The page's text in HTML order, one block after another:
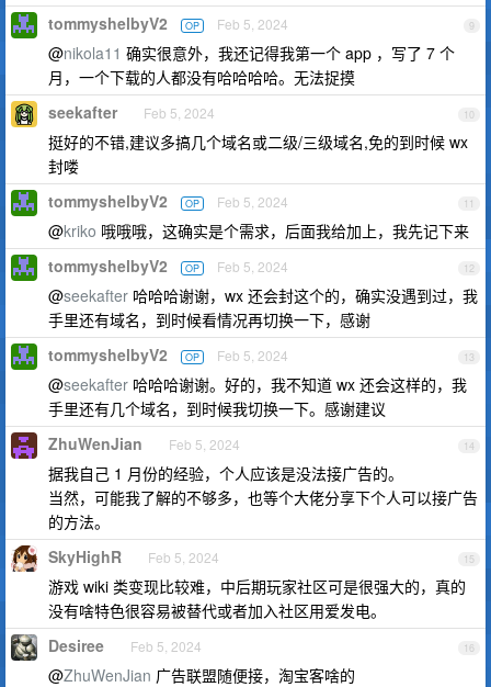
9
tommyshelbyV2 OP Feb 5, 2024
@nikola11 确实很意外，我还记得我第一个 app ，写了 7 个
月，一个下载的人都没有哈哈哈哈。无法捉摸
10
seekafter Feb 5, 2024
挺好的不错,建议多搞几个域名或二级/三级域名,免的到时候 wx
封喽
11
tommyshelbyV2 OP Feb 5, 2024
@kriko 哦哦哦，这确实是个需求，后面我给加上，我先记下来
12
tommyshelbyV2 OP Feb 5, 2024
@seekafter 哈哈哈谢谢，wx 还会封这个的，确实没遇到过，我
手里还有域名，到时候看情况再切换一下，感谢
13
tommyshelbyV2 OP Feb 5, 2024
@seekafter 哈哈哈谢谢。好的，我不知道 wx 还会这样的，我
手里还有几个域名，到时候我切换一下。感谢建议
14
ZhuWenJian Feb 5, 2024
据我自己 1 月份的经验，个人应该是没法接广告的。
当然，可能我了解的不够多，也等个大佬分享下个人可以接广告
的方法。
15
SkyHighR Feb 5, 2024
游戏 wiki 类变现比较难，中后期玩家社区可是很强大的，真的
没有啥特色很容易被替代或者加入社区用爱发电。
16
Desiree Feb 5, 2024
@ZhuWenJian 广告联盟随便接，淘宝客啥的